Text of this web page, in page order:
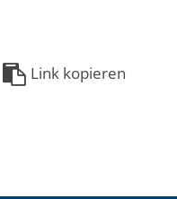
Link kopieren